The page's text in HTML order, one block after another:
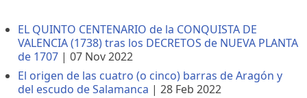
EL QUINTO CENTENARIO de la CONQUISTA DE
VALENCIA (1738) tras los DECRETOS de NUEVA PLANTA
de 1707 | 07 Nov 2022
El origen de las cuatro (o cinco) barras de Aragón y
del escudo de Salamanca | 28 Feb 2022